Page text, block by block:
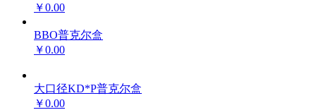
￥0.00
BBO普克尔盒
￥0.00
大口径KD*P普克尔盒
￥0.00